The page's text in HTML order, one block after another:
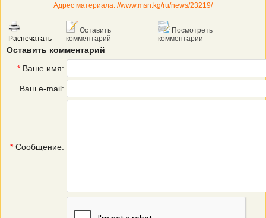
Адрес материала: //www.msn.kg/ru/news/23219/
Распечатать
Оставить
комментарий
Посмотреть
комментарии
Оставить комментарий
* Ваше имя:
Ваш e-mail:
* Сообщение: